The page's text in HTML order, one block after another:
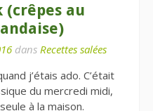
(crêpes au
dans Recettes salées
j’étais ado. C’était
du mercredi midi,
à la maison.